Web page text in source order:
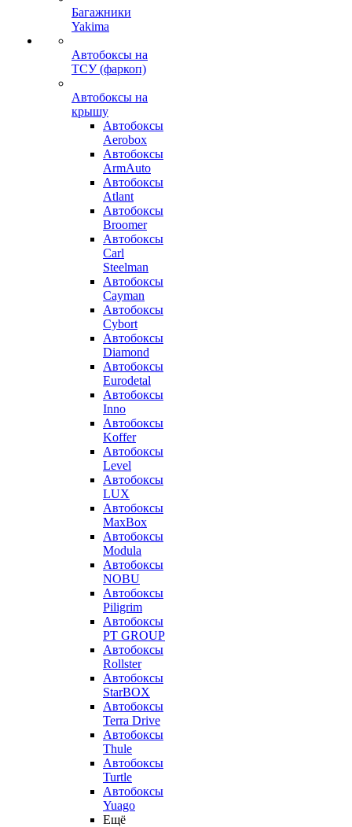
Багажники
Yakima
Автобоксы на
ТСУ (фаркоп)
Автобоксы на
крышу
Автобоксы
Aerobox
Автобоксы
ArmAuto
Автобоксы
Atlant
Автобоксы
Broomer
Автобоксы
Carl
Steelman
Автобоксы
Cayman
Автобоксы
Cybort
Автобоксы
Diamond
Автобоксы
Eurodetal
Автобоксы
Inno
Автобоксы
Koffer
Автобоксы
Level
Автобоксы
LUX
Автобоксы
MaxBox
Автобоксы
Modula
Автобоксы
NOBU
Автобоксы
Piligrim
Автобоксы
PT GROUP
Автобоксы
Rollster
Автобоксы
StarBOX
Автобоксы
Terra Drive
Автобоксы
Thule
Автобоксы
Turtle
Автобоксы
Yuago
Ещё